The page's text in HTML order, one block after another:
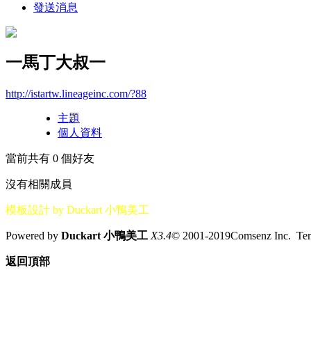
發送消息
一馬丁大叔一
http://istartw.lineageinc.com/?88
主題
個人資料
當前共有 0 個好友
沒有相關成員
模板設計 by Duckart 小鴨美工
Powered by Duckart 小鴨美工 X3.4© 2001-2019Comsenz Inc.
返回頂部